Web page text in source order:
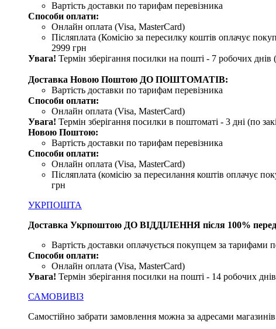
Вартість доставки по тарифам перевізника
Способи оплати:
Онлайн оплата (Visa, MasterCard)
Післяплата (Комісію за пересилку коштів оплачує
2999 грн
Увага! Термін зберігання посилки на пошті - 7 робочих
Доставка Новою Поштою ДО ПОШТОМАТІВ:
Вартість доставки по тарифам перевізника
Способи оплати:
Онлайн оплата (Visa, MasterCard)
Увага! Термін зберігання посилки в поштоматі - 3 дні (по
Новою Поштою:
Вартість доставки по тарифам перевізника
Способи оплати:
Онлайн оплата (Visa, MasterCard)
Післяплата (комісію за пересилання коштів оплачує
грн
УКРПОШТА
Доставка Укрпоштою ДО ВІДДІЛЕННЯ після 100%
Вартість доставки оплачується покупцем за тарифами
Способи оплати:
Онлайн оплата (Visa, MasterCard)
Увага! Термін зберігання посилки на пошті - 14 робочих
САМОВИВІЗ
Самостійно забрати замовлення можна за адресами